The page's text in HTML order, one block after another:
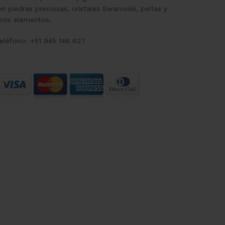
piedras preciosas, cristales Swarovski, perlas y
elementos.
+51 945 148 627